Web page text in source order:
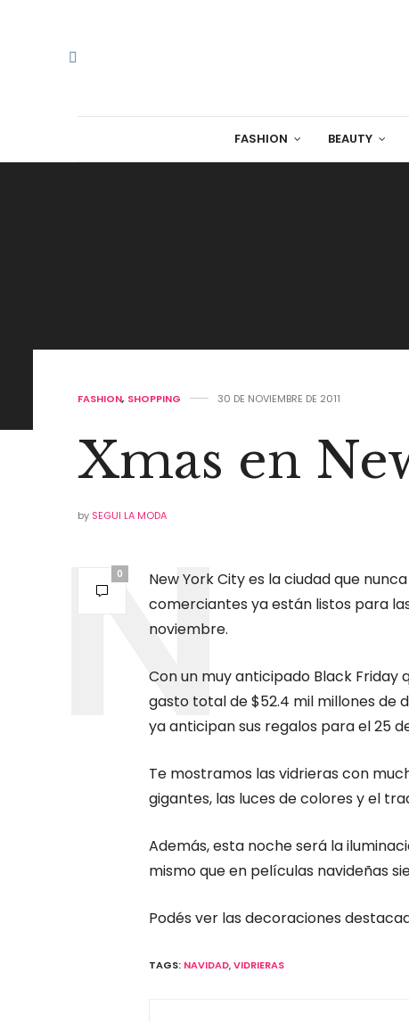
FASHION BEAUTY
FASHION, SHOPPING 30 DE NOVIEMBRE DE 2011
Xmas en
by SEGUI LA MODA
0
New York City es la ciudad que
comerciantes ya están listos para
noviembre.
Con un muy anticipado Black
gasto total de $52.4 mil millones de
ya anticipan sus regalos para el 25
Te mostramos las vidrieras con
gigantes, las luces de colores y el
Además, esta noche será la
mismo que en películas navideñas
Podés ver las decoraciones
TAGS: NAVIDAD,VIDRIERAS